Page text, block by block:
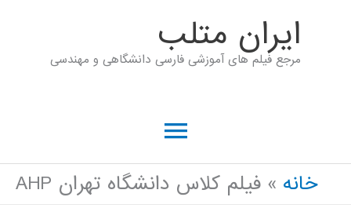
ايران متلب
مرجع فیلم های آموزشی فارسی دانشگاهی و مهندسی
فهرست
اصلی
خانه فیلم کلاس دانشگاه تهران AHP